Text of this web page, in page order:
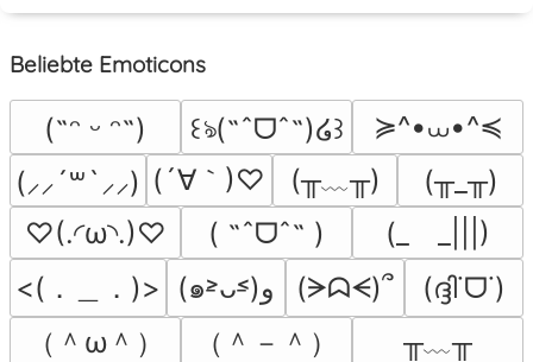
Beliebte Emoticons
(˶ᵔ ᵕ ᵔ˶) ꒰ঌ(˶ˆᗜˆ˵)໒꒱
≽^•⩊•^≼
(⸝⸝´꒳`⸝⸝) (´∀｀)♡ (╥﹏╥)
(╥_╥)
♡(.◜ω◝.)♡
( ˶ˆᗜˆ˵ )
(_　_|||)
<(．＿．)>
(๑˃̵ᴗ˂̵)و (ᗒᗣᗕ)՞
(ദ്ദി˙ᗜ˙)
（＾ω＾）
（＾－＾）
╥﹏╥